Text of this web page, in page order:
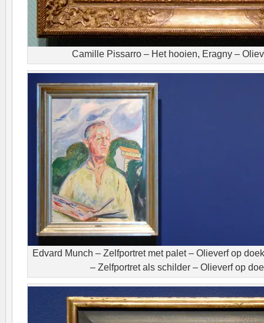
Camille Pissarro – Het hooien, Eragny –
Edvard Munch – Zelfportret met palet – Olieverf op
– Zelfportret als schilder – Olieverf op